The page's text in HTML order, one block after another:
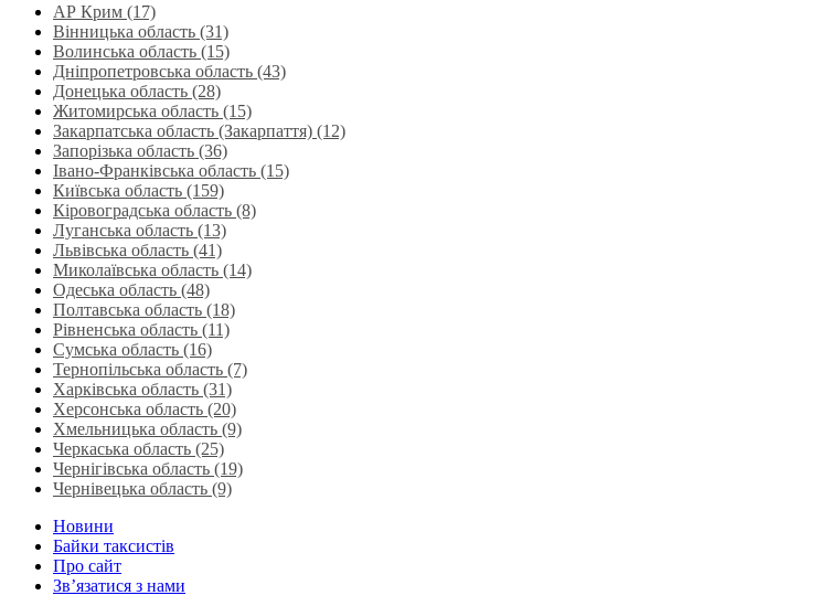
АР Крим (17)
Вінницька область (31)
Волинська область‎ (15)
Дніпропетровська область‎ (43)
Донецька область (28)
Житомирська область (15)
Закарпатська область (Закарпаття) (12)
Запорізька область (36)
Івано-Франківська область (15)
Київська область (159)
Кіровоградська область (8)
Луганська область‎ (13)
Львівська область‎ (41)
Миколаївська область‎ (14)
Одеська область‎ (48)
Полтавська область (18)
Рівненська область‎ (11)
Сумська область‎ (16)
Тернопільська область‎ (7)
Харківська область‎ (31)
Херсонська область‎ (20)
Хмельницька область‎ (9)
Черкаська область‎ (25)
Чернігівська область (19)
Чернівецька область (9)
Новини
Байки таксистів
Про сайт
Зв’язатися з нами